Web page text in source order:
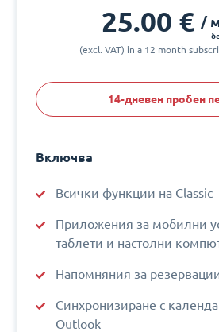
25.00 €/
(excl. VAT) in a 12 month
14-дневен пробен
Включва
Всички функции на Classic
Приложения за мобилни
таблети и настолни
Напомняния за
Синхронизиране с
Outlook